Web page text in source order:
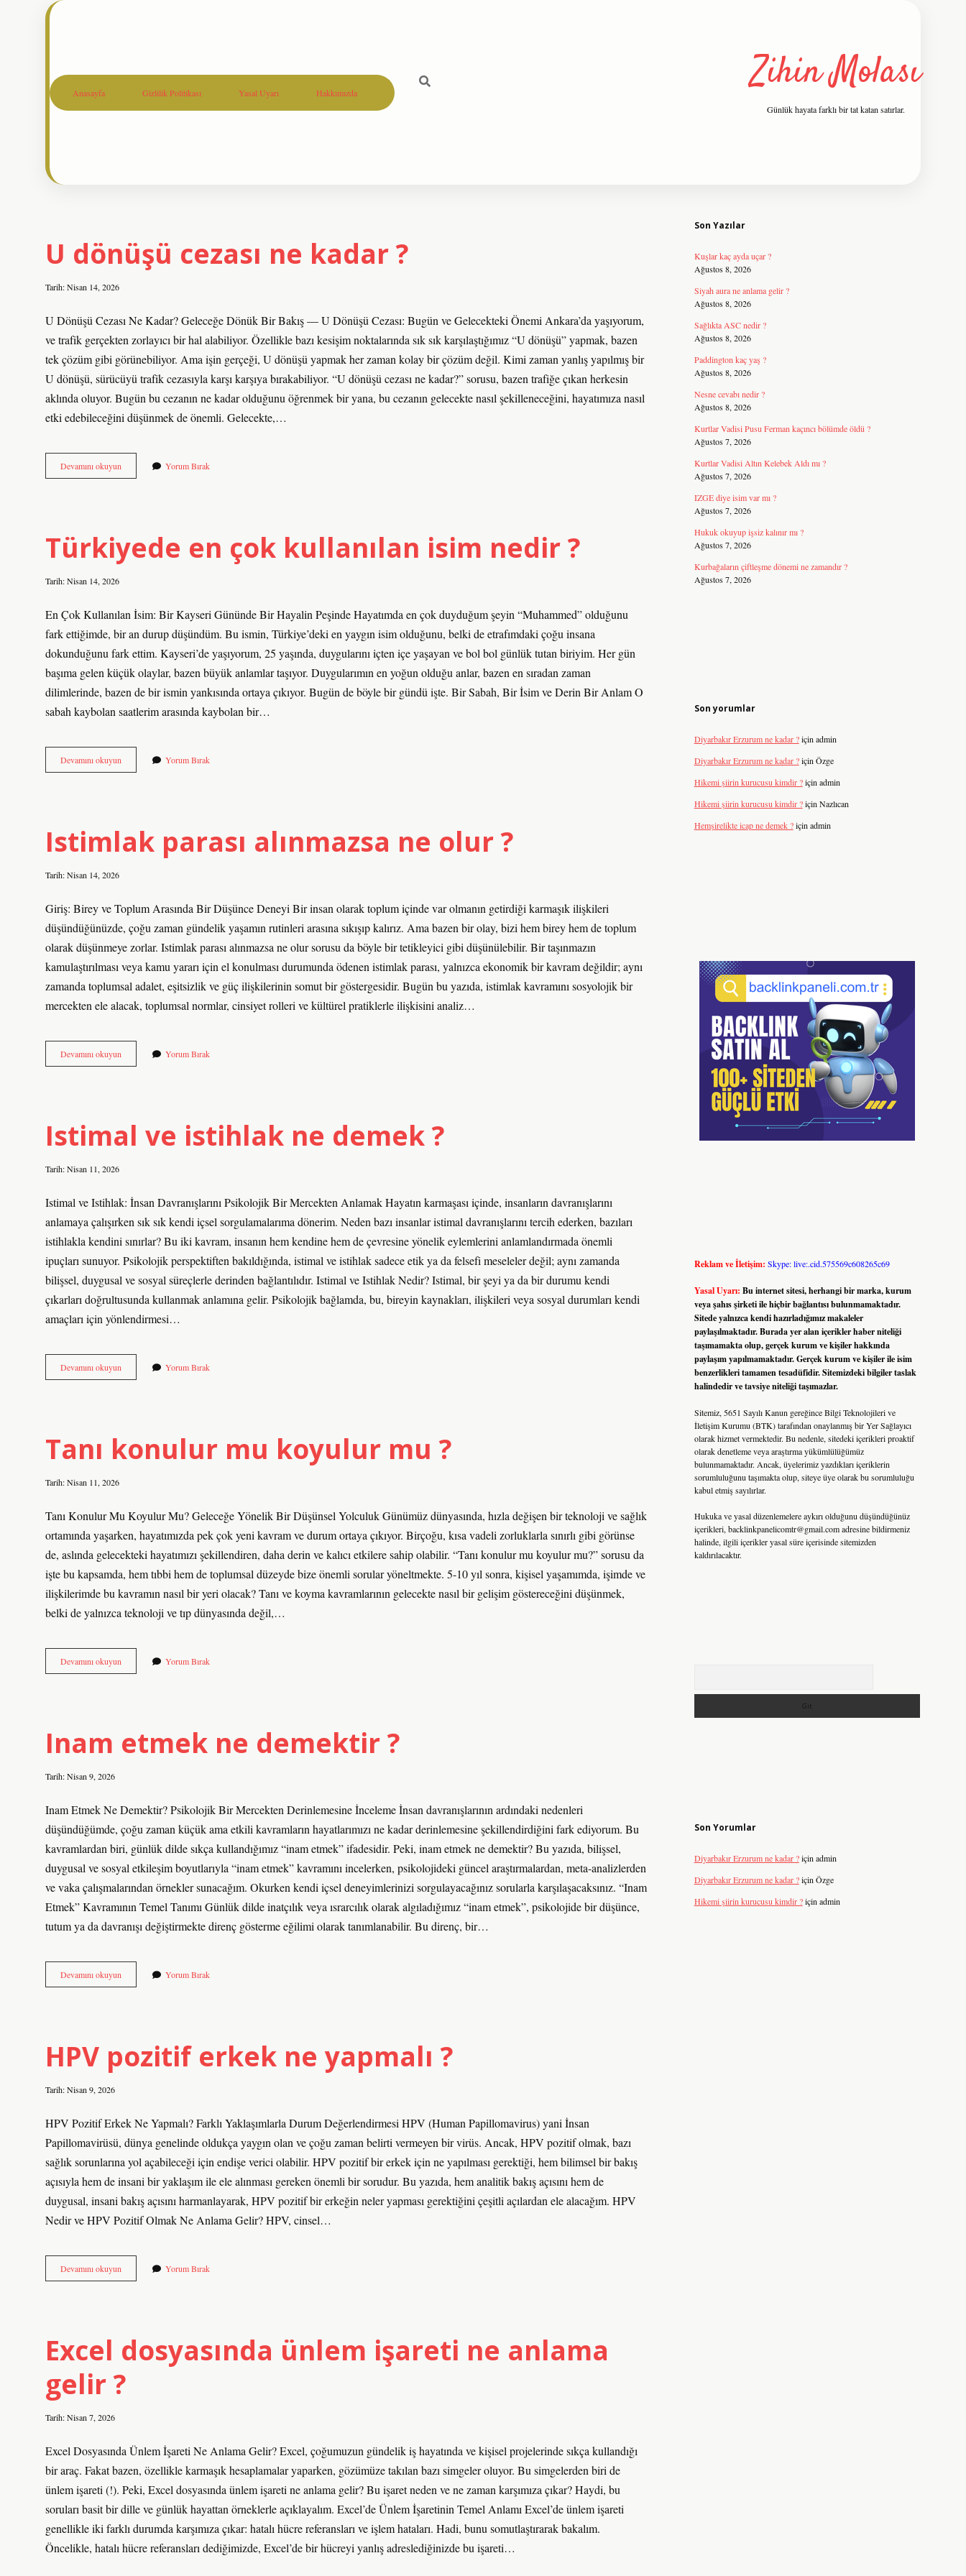
Anasayfa Gizlilik Politikası Yasal Uyarı Hakkımızda Zihin Molası
Günlük hayata farklı bir tat katan satırlar.
Zihin
Molası
Yazılar
U dönüşü cezası ne kadar ?
Tarih: Nisan 14, 2026
U Dönüşü Cezası Ne Kadar? Geleceğe Dönük Bir Bakış — U Dönüşü Cezası: Bugün ve Gelecekteki Önemi Ankara’da yaşıyorum,
ve trafik gerçekten zorlayıcı bir hal alabiliyor. Özellikle bazı kesişim noktalarında sık sık karşılaştığımız “U dönüşü” yapmak, bazen
tek çözüm gibi görünebiliyor. Ama işin gerçeği, U dönüşü yapmak her zaman kolay bir çözüm değil. Kimi zaman yanlış yapılmış bir
U dönüşü, sürücüyü trafik cezasıyla karşı karşıya bırakabiliyor. “U dönüşü cezası ne kadar?” sorusu, bazen trafiğe çıkan herkesin
aklında oluyor. Bugün bu cezanın ne kadar olduğunu öğrenmek bir yana, bu cezanın gelecekte nasıl şekilleneceğini, hayatımıza nasıl
etki edebileceğini düşünmek de önemli. Gelecekte,…
Devamını okuyun
dönüşü
Yorum Bırak
Türkiyede en çok kullanılan isim nedir ?
Tarih: Nisan 14, 2026
En Çok Kullanılan İsim: Bir Kayseri Gününde Bir Hayalin Peşinde Hayatımda en çok duyduğum şeyin “Muhammed” olduğunu
fark ettiğimde, bir an durup düşündüm. Bu ismin, Türkiye’deki en yaygın isim olduğunu, belki de etrafımdaki çoğu insana
dokunduğunu fark ettim. Kayseri’de yaşıyorum, 25 yaşında, duygularını içten içe yaşayan ve bol bol günlük tutan biriyim. Her gün
başıma gelen küçük olaylar, bazen büyük anlamlar taşıyor. Duygularımın en yoğun olduğu anlar, bazen en sıradan zaman
dilimlerinde, bazen de bir ismin yankısında ortaya çıkıyor. Bugün de böyle bir gündü işte. Bir Sabah, Bir İsim ve Derin Bir Anlam O
sabah kaybolan saatlerim arasında kaybolan bir…
Devamını okuyun Türkiyede
en
Yorum Bırak
Istimlak parası alınmazsa ne olur ?
Tarih: Nisan 14, 2026
Giriş: Birey ve Toplum Arasında Bir Düşünce Deneyi Bir insan olarak toplum içinde var olmanın getirdiği karmaşık ilişkileri
düşündüğünüzde, çoğu zaman gündelik yaşamın rutinleri arasına sıkışıp kalırız. Ama bazen bir olay, bizi hem birey hem de toplum
olarak düşünmeye zorlar. Istimlak parası alınmazsa ne olur sorusu da böyle bir tetikleyici gibi düşünülebilir. Bir taşınmazın
kamulaştırılması veya kamu yararı için el konulması durumunda ödenen istimlak parası, yalnızca ekonomik bir kavram değildir; aynı
zamanda toplumsal adalet, eşitsizlik ve güç ilişkilerinin somut bir göstergesidir. Bugün bu yazıda, istimlak kavramını sosyolojik bir
mercekten ele alacak, toplumsal normlar, cinsiyet rolleri ve kültürel pratiklerle ilişkisini analiz…
Devamını okuyun
parası
Yorum Bırak
Istimal ve istihlak ne demek ?
Tarih: Nisan 11, 2026
Istimal ve Istihlak: İnsan Davranışlarını Psikolojik Bir Mercekten Anlamak Hayatın karmaşası içinde, insanların davranışlarını
anlamaya çalışırken sık sık kendi içsel sorgulamalarıma dönerim. Neden bazı insanlar istimal davranışlarını tercih ederken, bazıları
istihlakla kendini sınırlar? Bu iki kavram, insanın hem kendine hem de çevresine yönelik eylemlerini anlamlandırmada önemli
ipuçları sunuyor. Psikolojik perspektiften bakıldığında, istimal ve istihlak sadece etik ya da felsefi meseleler değil; aynı zamanda
bilişsel, duygusal ve sosyal süreçlerle derinden bağlantılıdır. Istimal ve Istihlak Nedir? Istimal, bir şeyi ya da bir durumu kendi
çıkarları doğrultusunda kullanmak anlamına gelir. Psikolojik bağlamda, bu, bireyin kaynakları, ilişkileri veya sosyal durumları kendi
amaçları için yönlendirmesi…
Devamını okuyun
ve
Yorum Bırak
Tanı konulur mu koyulur mu ?
Tarih: Nisan 11, 2026
Tanı Konulur Mu Koyulur Mu? Geleceğe Yönelik Bir Düşünsel Yolculuk Günümüz dünyasında, hızla değişen bir teknoloji ve sağlık
ortamında yaşarken, hayatımızda pek çok yeni kavram ve durum ortaya çıkıyor. Birçoğu, kısa vadeli zorluklarla sınırlı gibi görünse
de, aslında gelecekteki hayatımızı şekillendiren, daha derin ve kalıcı etkilere sahip olabilir. “Tanı konulur mu koyulur mu?” sorusu da
işte bu kapsamda, hem tıbbi hem de toplumsal düzeyde bize önemli sorular yöneltmekte. 5-10 yıl sonra, kişisel yaşamımda, işimde ve
ilişkilerimde bu kavramın nasıl bir yeri olacak? Tanı ve koyma kavramlarının gelecekte nasıl bir gelişim göstereceğini düşünmek,
belki de yalnızca teknoloji ve tıp dünyasında değil,…
Devamını okuyun
konulur
Yorum Bırak
Inam etmek ne demektir ?
Tarih: Nisan 9, 2026
Inam Etmek Ne Demektir? Psikolojik Bir Mercekten Derinlemesine İnceleme İnsan davranışlarının ardındaki nedenleri
düşündüğümde, çoğu zaman küçük ama etkili kavramların hayatlarımızı ne kadar derinlemesine şekillendirdiğini fark ediyorum. Bu
kavramlardan biri, günlük dilde sıkça kullandığımız “inam etmek” ifadesidir. Peki, inam etmek ne demektir? Bu yazıda, bilişsel,
duygusal ve sosyal etkileşim boyutlarıyla “inam etmek” kavramını incelerken, psikolojideki güncel araştırmalardan, meta-analizlerden
ve vaka çalışmalarından örnekler sunacağım. Okurken kendi içsel deneyimlerinizi sorgulayacağınız sorularla karşılaşacaksınız. “Inam
Etmek” Kavramının Temel Tanımı Günlük dilde inatçılık veya ısrarcılık olarak algıladığımız “inam etmek”, psikolojide bir düşünce,
tutum ya da davranışı değiştirmekte direnç gösterme eğilimi olarak tanımlanabilir. Bu direnç, bir…
Devamını okuyun
etmek
Yorum Bırak
HPV pozitif erkek ne yapmalı ?
Tarih: Nisan 9, 2026
HPV Pozitif Erkek Ne Yapmalı? Farklı Yaklaşımlarla Durum Değerlendirmesi HPV (Human Papillomavirus) yani İnsan
Papillomavirüsü, dünya genelinde oldukça yaygın olan ve çoğu zaman belirti vermeyen bir virüs. Ancak, HPV pozitif olmak, bazı
sağlık sorunlarına yol açabileceği için endişe verici olabilir. HPV pozitif bir erkek için ne yapılması gerektiği, hem bilimsel bir bakış
açısıyla hem de insani bir yaklaşım ile ele alınması gereken önemli bir sorudur. Bu yazıda, hem analitik bakış açısını hem de
duygusal, insani bakış açısını harmanlayarak, HPV pozitif bir erkeğin neler yapması gerektiğini çeşitli açılardan ele alacağım. HPV
Nedir ve HPV Pozitif Olmak Ne Anlama Gelir? HPV, cinsel…
Devamını okuyun
pozitif
Yorum Bırak
Excel dosyasında ünlem işareti ne anlama
gelir ?
Tarih: Nisan 7, 2026
Excel Dosyasında Ünlem İşareti Ne Anlama Gelir? Excel, çoğumuzun gündelik iş hayatında ve kişisel projelerinde sıkça kullandığı
bir araç. Fakat bazen, özellikle karmaşık hesaplamalar yaparken, gözümüze takılan bazı simgeler oluyor. Bu simgelerden biri de
ünlem işareti (!). Peki, Excel dosyasında ünlem işareti ne anlama gelir? Bu işaret neden ve ne zaman karşımıza çıkar? Haydi, bu
soruları basit bir dille ve günlük hayattan örneklerle açıklayalım. Excel’de Ünlem İşaretinin Temel Anlamı Excel’de ünlem işareti
genellikle iki farklı durumda karşımıza çıkar: hatalı hücre referansları ve işlem hataları. Hadi, bunu somutlaştırarak bakalım.
Öncelikle, hatalı hücre referansları dediğimizde, Excel’de bir hücreyi yanlış adreslediğinizde bu işareti…
Son Yazılar
Kuşlar kaç ayda uçar ?
Ağustos 8, 2026
Siyah aura ne anlama gelir ?
Ağustos 8, 2026
Sağlıkta ASC nedir ?
Ağustos 8, 2026
Paddington kaç yaş ?
Ağustos 8, 2026
Nesne cevabı nedir ?
Ağustos 8, 2026
Kurtlar Vadisi Pusu Ferman kaçıncı bölümde öldü ?
Ağustos 7, 2026
Kurtlar Vadisi Altın Kelebek Aldı mı ?
Ağustos 7, 2026
IZGE diye isim var mı ?
Ağustos 7, 2026
Hukuk okuyup işsiz kalınır mı ?
Ağustos 7, 2026
Kurbağaların çiftleşme dönemi ne zamandır ?
Ağustos 7, 2026
Son yorumlar
Diyarbakır Erzurum ne kadar ?için admin
Diyarbakır Erzurum ne kadar ?için Özge
Hikemi şiirin kurucusu kimdir ?için admin
Hikemi şiirin kurucusu kimdir ?için Nazlıcan
Hemşirelikte icap ne demek ?için admin
Reklam ve İletişim: Skype: live:.cid.575569c608265c69
Yasal Uyarı: Bu internet sitesi, herhangi bir marka, kurum
veya şahıs şirketi ile hiçbir bağlantısı bulunmamaktadır.
Sitede yalnızca kendi hazırladığımız makaleler
paylaşılmaktadır. Burada yer alan içerikler haber niteliği
taşımamakta olup, gerçek kurum ve kişiler hakkında
paylaşım yapılmamaktadır. Gerçek kurum ve kişiler ile isim
benzerlikleri tamamen tesadüfidir. Sitemizdeki bilgiler taslak
halindedir ve tavsiye niteliği taşımazlar.
Sitemiz, 5651 Sayılı Kanun gereğince Bilgi Teknolojileri ve
İletişim Kurumu (BTK) tarafından onaylanmış bir Yer Sağlayıcı
olarak hizmet vermektedir. Bu nedenle, sitedeki içerikleri proaktif
olarak denetleme veya araştırma yükümlülüğümüz
bulunmamaktadır. Ancak, üyelerimiz yazdıkları içeriklerin
sorumluluğunu taşımakta olup, siteye üye olarak bu sorumluluğu
kabul etmiş sayılırlar.
Hukuka ve yasal düzenlemelere aykırı olduğunu düşündüğünüz
içerikleri, backlinkpanelicomtr@gmail.comadresine bildirmeniz
halinde, ilgili içerikler yasal süre içerisinde sitemizden
kaldırılacaktır.
Son Yorumlar
Diyarbakır Erzurum ne kadar ?için admin
Diyarbakır Erzurum ne kadar ?için Özge
Hikemi şiirin kurucusu kimdir ?için admin